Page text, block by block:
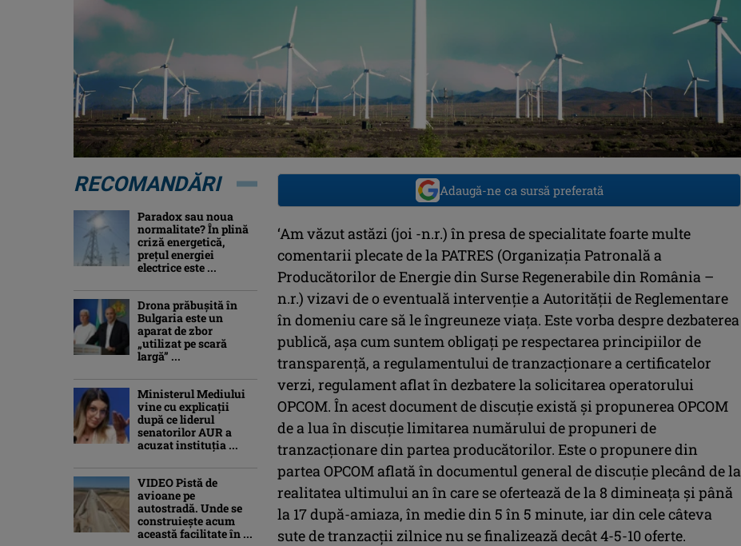
Adaugă-ne ca sursă preferată
‘Am văzut astăzi (joi -n.r.) în presa de specialitate foarte multe
comentarii plecate de la PATRES (Organizaţia Patronală a
Producătorilor de Energie din Surse Regenerabile din România –
n.r.) vizavi de o eventuală intervenţie a Autorităţii de Reglementare
în domeniu care să le îngreuneze viaţa. Este vorba despre dezbaterea
publică, aşa cum suntem obligaţi pe respectarea principiilor de
transparenţă, a regulamentului de tranzacţionare a certificatelor
verzi, regulament aflat în dezbatere la solicitarea operatorului
OPCOM. În acest document de discuţie există şi propunerea OPCOM
de a lua în discuţie limitarea numărului de propuneri de
tranzacţionare din partea producătorilor. Este o propunere din
partea OPCOM aflată în documentul general de discuţie plecând de la
realitatea ultimului an în care se ofertează de la 8 dimineaţa şi până
la 17 după-amiaza, în medie din 5 în 5 minute, iar din cele câteva
sute de tranzacţii zilnice nu se finalizează decât 4-5-10 oferte.
RECOMANDĂRI
Paradox sau noua
normalitate? În plină
criză energetică,
prețul energiei
electrice este ...
Drona prăbuşită în
Bulgaria este un
aparat de zbor
„utilizat pe scară
largă” ...
Ministerul Mediului
vine cu explicații
după ce liderul
senatorilor AUR a
acuzat instituția ...
VIDEO Pistă de
avioane pe
autostradă. Unde se
construiește acum
această facilitate în ...